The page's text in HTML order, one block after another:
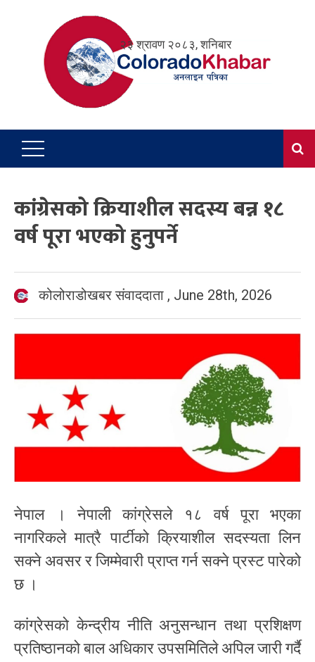
२३ श्रावण २०८३, शनिबार
कांग्रेसको क्रियाशील सदस्य बन्न १८
वर्ष पूरा भएको हुनुपर्ने
कोलोराडोखबर संवाददाता , June 28th, 2026
नेपाल । नेपाली कांग्रेसले १८ वर्ष पूरा भएका
नागरिकले मात्रै पार्टीको क्रियाशील सदस्यता लिन
सक्ने अवसर र जिम्मेवारी प्राप्त गर्न सक्ने प्रस्ट पारेको
छ ।
कांग्रेसको केन्द्रीय नीति अनुसन्धान तथा प्रशिक्षण
प्रतिष्ठानको बाल अधिकार उपसमितिले अपिल जारी गर्दै